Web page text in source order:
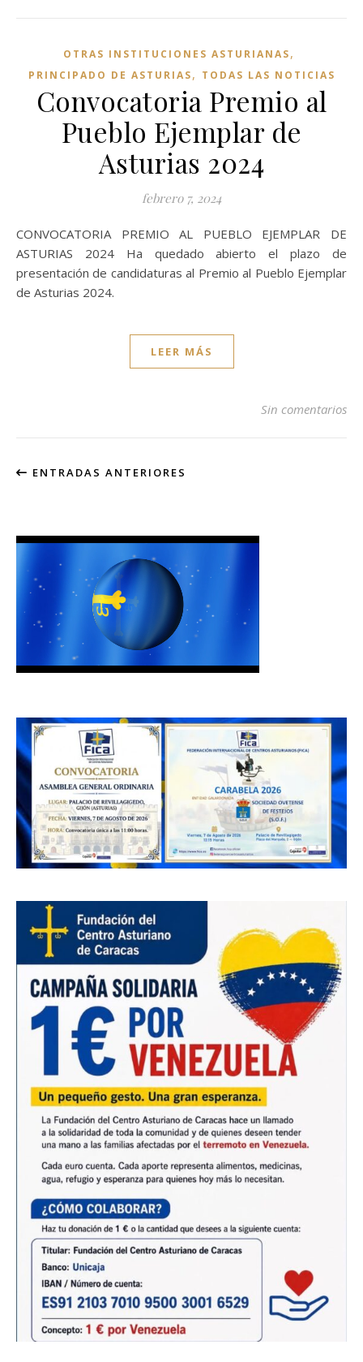
OTRAS INSTITUCIONES ASTURIANAS,
PRINCIPADO DE ASTURIAS, TODAS LAS NOTICIAS
Convocatoria Premio al
Pueblo Ejemplar de
Asturias 2024
febrero 7, 2024
CONVOCATORIA PREMIO AL PUEBLO EJEMPLAR DE
ASTURIAS 2024 Ha quedado abierto el plazo de
presentación de candidaturas al Premio al Pueblo Ejemplar
de Asturias 2024.
LEER MÁS
Sin comentarios
ENTRADAS ANTERIORES